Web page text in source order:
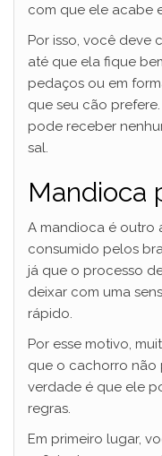
com que ele acabe
Por isso, você deve
até que ela fique
pedaços ou em
que seu cão
pode receber
sal.
Mandioca
A mandioca é outro
consumido pelos
já que o processo
deixar com uma
rápido.
Por esse motivo,
que o cachorro não
verdade é que ele
regras.
Em primeiro lugar,